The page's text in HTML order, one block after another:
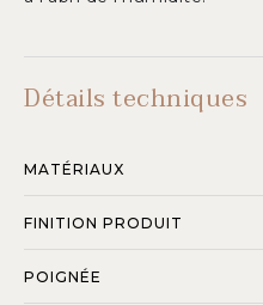
Détails techniques
MATÉRIAUX
FINITION PRODUIT
POIGNÉE